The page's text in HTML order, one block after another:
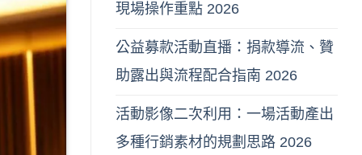
現場操作重點 2026
公益募款活動直播：捐款導流、贊
助露出與流程配合指南 2026
活動影像二次利用：一場活動產出
多種行銷素材的規劃思路 2026